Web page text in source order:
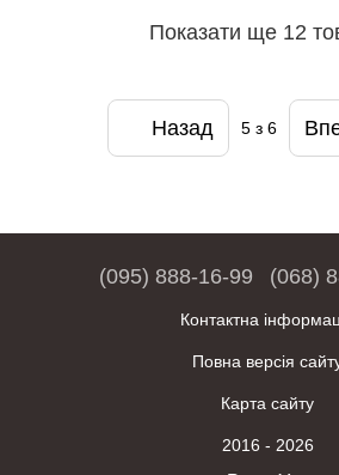
Показати ще 12
Назад 5з 6
(095) 888-16-99 (068)
Контактна
Повна версія
Карта сайту
2016 - 2026